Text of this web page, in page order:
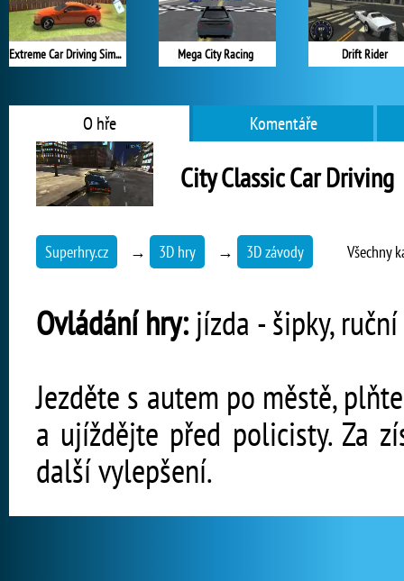
Extreme Car Driving Simulator Mega City Racing Drift Rider
O hře Komentáře
City Classic Car Driving
Superhry.cz → 3D hry → 3D závody Všechny
Ovládání hry: jízda - šipky,
Jezděte s autem po městě,
a ujíždějte před policisty. Za
další vylepšení.